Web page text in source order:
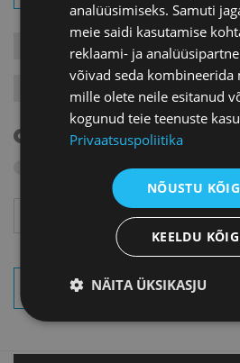
KONTAKTÜRITUSED KOOLITUSED
Tulevased sündmused
Kuu
OTSI SÜNDMUSI
analüüsimiseks. Samuti
meie saidi kasutamise
reklaami- ja
võivad seda kombineerida
mille olete neile esitanud
kogunud teie teenuste
Privaatsuspoliitika
NÕUSTU
KEELDU
NÄITA ÜKSIKASJU